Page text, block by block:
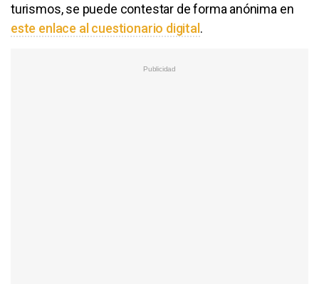
turismos, se puede contestar de forma anónima en
este enlace al cuestionario digital.